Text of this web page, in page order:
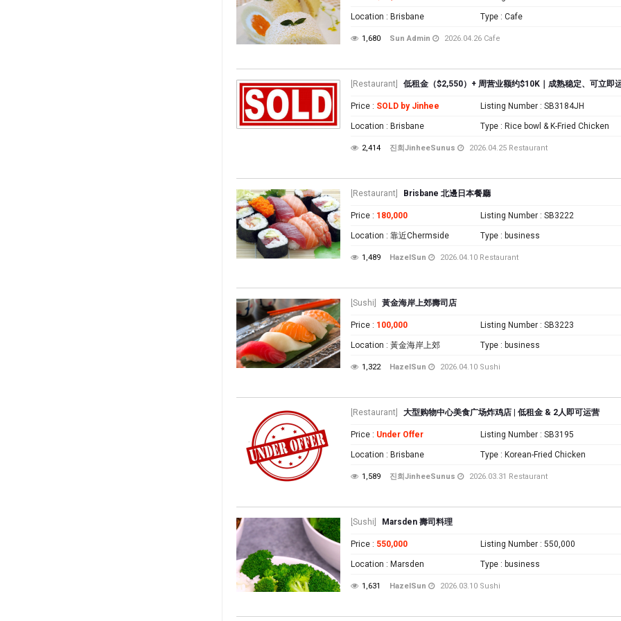
Location : Brisbane Type : Cafe
1,680 Sun Admin 2026.04.26 Cafe
[Restaurant] 低租金（$2,550）+ 周营业额约$10K｜成熟稳定、可立即
Price : SOLD by Jinhee Listing Number : SB3184JH
Location : Brisbane Type : Rice bowl & K-Fried Chicken
2,414 진희JinheeSunus 2026.04.25 Restaurant
[Restaurant] Brisbane 北邊日本餐廳
Price : 180,000 Listing Number : SB3222
Location : 靠近Chermside Type : business
1,489 HazelSun 2026.04.10 Restaurant
[Sushi] 黃金海岸上郊壽司店
Price : 100,000 Listing Number : SB3223
Location : 黃金海岸上郊 Type : business
1,322 HazelSun 2026.04.10 Sushi
[Restaurant] 大型购物中心美食广场炸鸡店 | 低租金 & 2人即可运营
Price : Under Offer Listing Number : SB3195
Location : Brisbane Type : Korean-Fried Chicken
1,589 진희JinheeSunus 2026.03.31 Restaurant
[Sushi] Marsden 壽司料理
Price : 550,000 Listing Number : 550,000
Location : Marsden Type : business
1,631 HazelSun 2026.03.10 Sushi